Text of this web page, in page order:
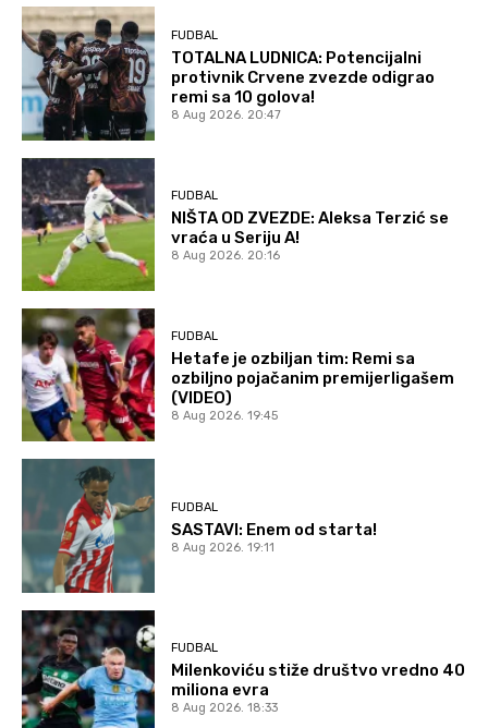
FUDBAL
TOTALNA LUDNICA: Potencijalni
protivnik Crvene zvezde odigrao
remi sa 10 golova!
8 Aug 2026. 20:47
FUDBAL
NIŠTA OD ZVEZDE: Aleksa Terzić se
vraća u Seriju A!
8 Aug 2026. 20:16
FUDBAL
Hetafe je ozbiljan tim: Remi sa
ozbiljno pojačanim premijerligašem
(VIDEO)
8 Aug 2026. 19:45
FUDBAL
SASTAVI: Enem od starta!
8 Aug 2026. 19:11
FUDBAL
Milenkoviću stiže društvo vredno 40
miliona evra
8 Aug 2026. 18:33